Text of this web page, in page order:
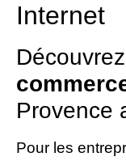
Internet
Provence
Pour les